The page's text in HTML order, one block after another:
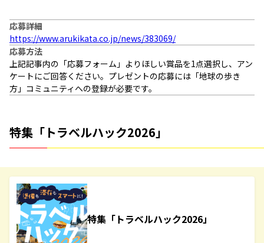
応募詳細
https://www.arukikata.co.jp/news/383069/
応募方法
上記記事内の「応募フォーム」よりほしい賞品を1点選択し、アン
ケートにご回答ください。プレゼントの応募には「地球の歩き
方」コミュニティへの登録が必要です。
特集「トラベルハック2026」
特集「トラベルハック2026」